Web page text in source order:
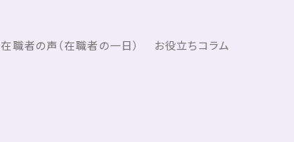
在職者の声（在職者の一日） お役立ちコラム